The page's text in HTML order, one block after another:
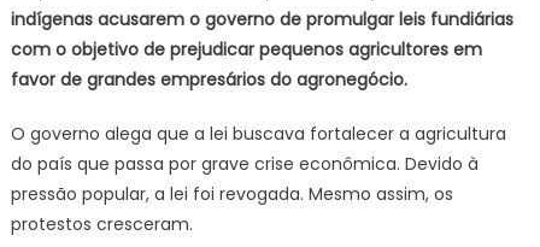
indígenas acusarem o governo de promulgar leis fundiárias
com o objetivo de prejudicar pequenos agricultores em
favor de grandes empresários do agronegócio.
O governo alega que a lei buscava fortalecer a agricultura
do país que passa por grave crise econômica. Devido à
pressão popular, a lei foi revogada. Mesmo assim, os
protestos cresceram.